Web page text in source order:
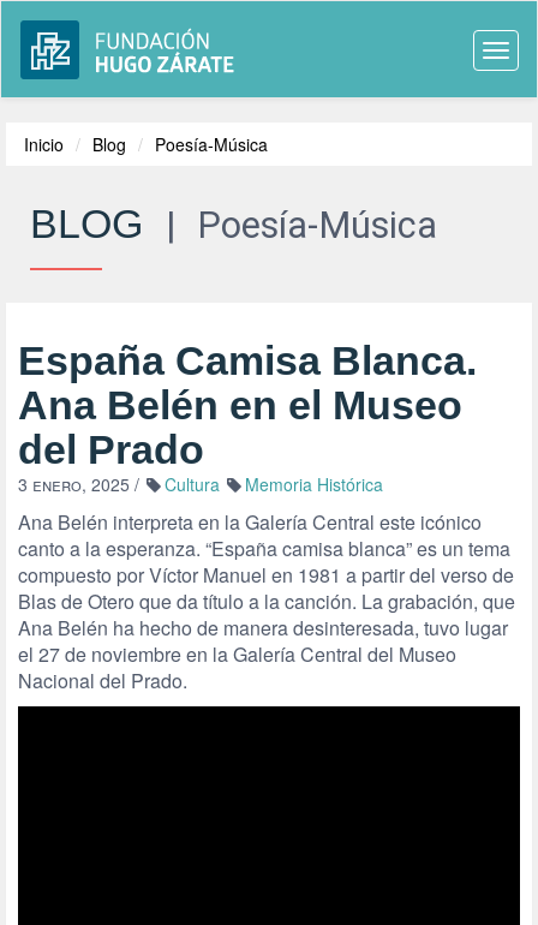
Inicio Blog Poesía-Música
BLOG | Poesía-Música
España Camisa Blanca.
Ana Belén en el Museo
del Prado
3 enero, 2025 / Cultura Memoria Histórica
Ana Belén interpreta en la Galería Central este icónico
canto a la esperanza. “España camisa blanca” es un tema
compuesto por Víctor Manuel en 1981 a partir del verso de
Blas de Otero que da título a la canción. La grabación, que
Ana Belén ha hecho de manera desinteresada, tuvo lugar
el 27 de noviembre en la Galería Central del Museo
Nacional del Prado.